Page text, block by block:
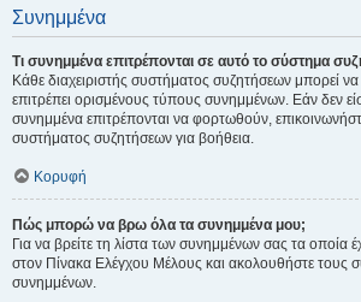
Συνημμένα
Τι συνημμένα επιτρέπονται σε αυτό το σύστημα
Κάθε διαχειριστής συστήματος συζητήσεων μπορεί να
επιτρέπει ορισμένους τύπους συνημμένων. Εάν δεν
συνημμένα επιτρέπονται να φορτωθούν,
συστήματος συζητήσεων για βοήθεια.
Κορυφή
Πώς μπορώ να βρω όλα τα συνημμένα μου;
Για να βρείτε τη λίστα των συνημμένων σας τα οποία
στον Πίνακα Ελέγχου Μέλους και ακολουθήστε τους
συνημμένων.